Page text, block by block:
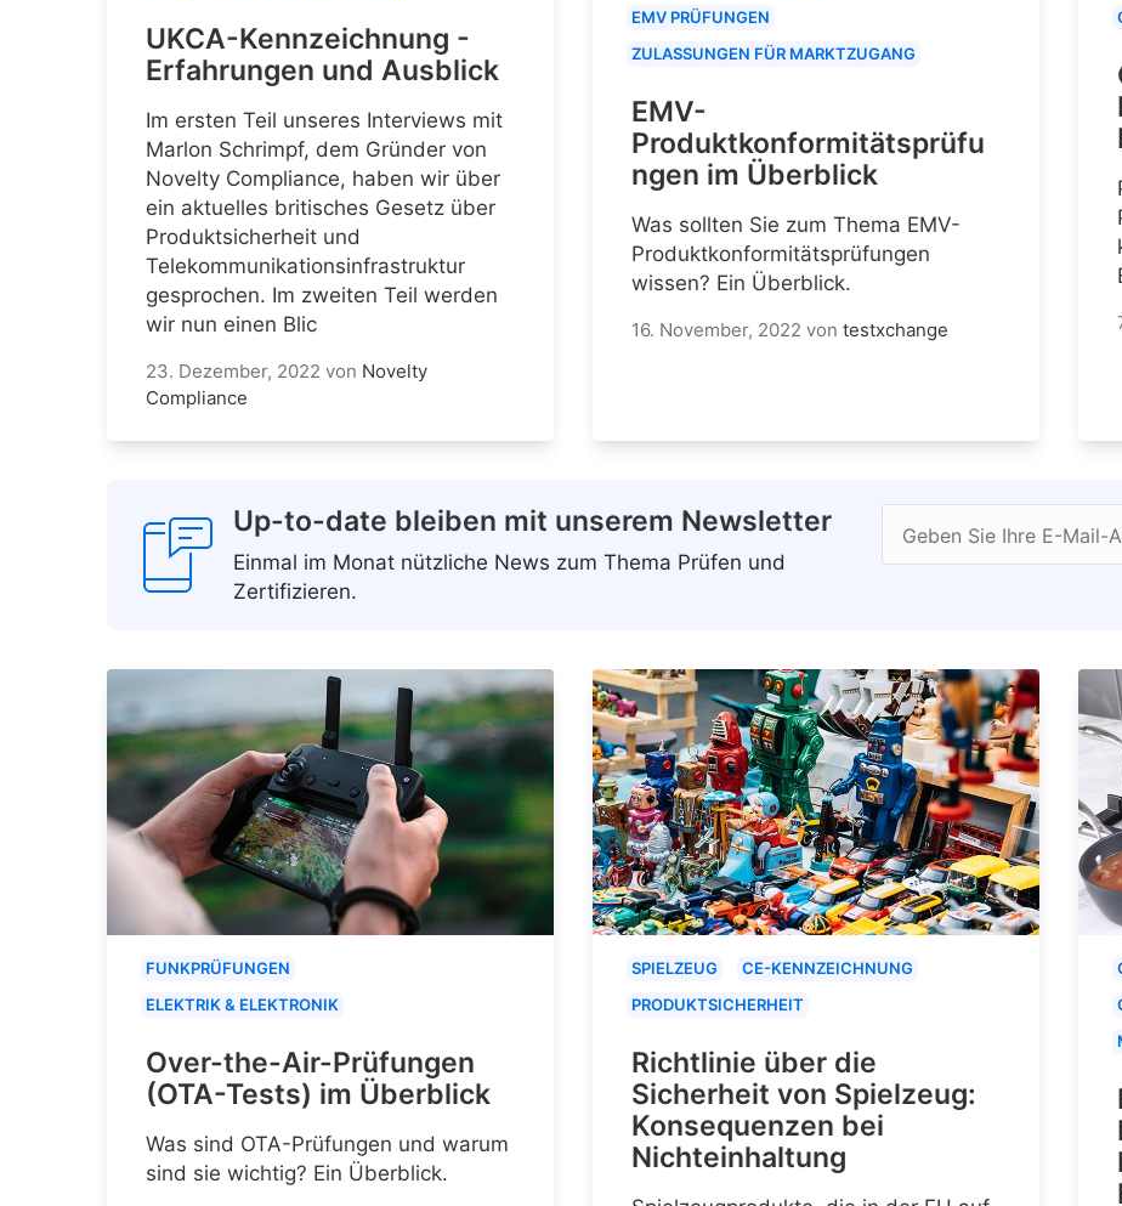
UKCA-Kennzeichnung -
Erfahrungen und Ausblick
Im ersten Teil unseres Interviews mit
Marlon Schrimpf, dem Gründer von
Novelty Compliance, haben wir über
ein aktuelles britisches Gesetz über
Produktsicherheit und
Telekommunikationsinfrastruktur
gesprochen. Im zweiten Teil werden
wir nun einen Blic
23. Dezember, 2022 von Novelty
Compliance
EMV PRÜFUNGEN
ZULASSUNGEN FÜR MARKTZUGANG
EMV-
Produktkonformitätsprüfu
ngen im Überblick
Was sollten Sie zum Thema EMV-
Produktkonformitätsprüfungen
wissen? Ein Überblick.
16. November, 2022 von testxchange
Up-to-date bleiben mit unserem Newsletter
Einmal im Monat nützliche News zum Thema Prüfen und
Zertifizieren.
Geben Sie Ihre E-Mail-
FUNKPRÜFUNGEN
ELEKTRIK & ELEKTRONIK
Over-the-Air-Prüfungen
(OTA-Tests) im Überblick
Was sind OTA-Prüfungen und warum
sind sie wichtig? Ein Überblick.
SPIELZEUG
CE-KENNZEICHNUNG
PRODUKTSICHERHEIT
Richtlinie über die
Sicherheit von Spielzeug:
Konsequenzen bei
Nichteinhaltung